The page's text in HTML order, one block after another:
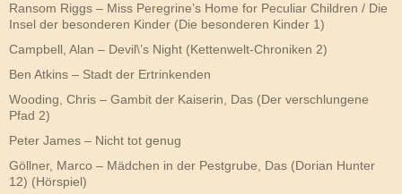
Ransom Riggs – Miss Peregrine’s Home for Peculiar Children / Die
Insel der besonderen Kinder (Die besonderen Kinder 1)
Campbell, Alan – Devil\’s Night (Kettenwelt-Chroniken 2)
Ben Atkins – Stadt der Ertrinkenden
Wooding, Chris – Gambit der Kaiserin, Das (Der verschlungene
Pfad 2)
Peter James – Nicht tot genug
Göllner, Marco – Mädchen in der Pestgrube, Das (Dorian Hunter
12) (Hörspiel)